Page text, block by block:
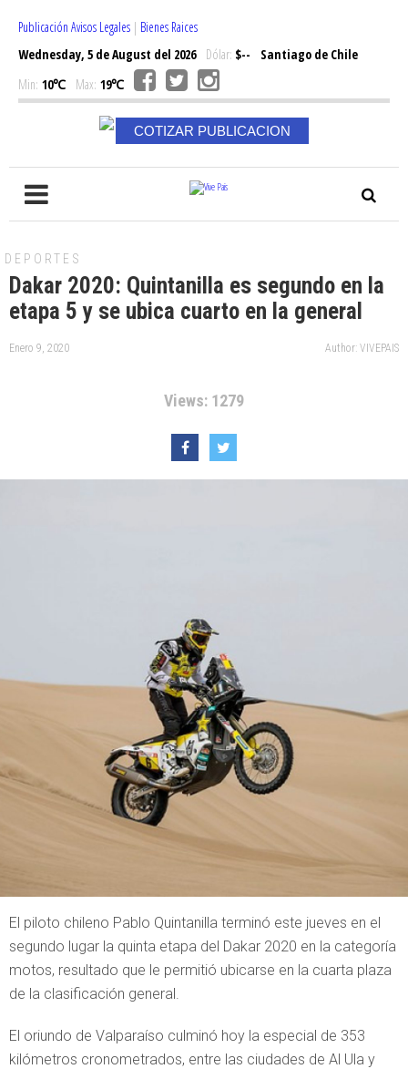
Publicación Avisos Legales | Bienes Raices
Wednesday, 5 de August del 2026Dólar: $--
Santiago de Chile
Min: 10℃ Max: 19℃
COTIZAR PUBLICACION
DEPORTES
Dakar 2020: Quintanilla es segundo en la
etapa 5 y se ubica cuarto en la general
Enero 9, 2020 Author: VIVEPAIS
Views: 1279
El piloto chileno Pablo Quintanilla terminó este jueves en el
segundo lugar la quinta etapa del Dakar 2020 en la categoría
motos, resultado que le permitió ubicarse en la cuarta plaza
de la clasificación general.
El oriundo de Valparaíso culminó hoy la especial de 353
kilómetros cronometrados, entre las ciudades de Al Ula y